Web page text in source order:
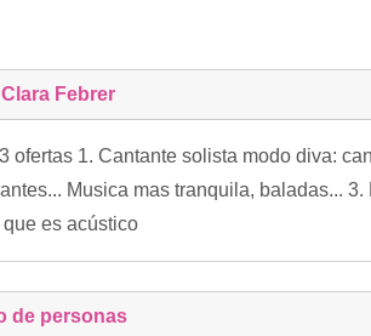
Febrer
ofertas 1. Cantante solista modo diva:
Musica mas tranquila, baladas...
es acústico
de personas